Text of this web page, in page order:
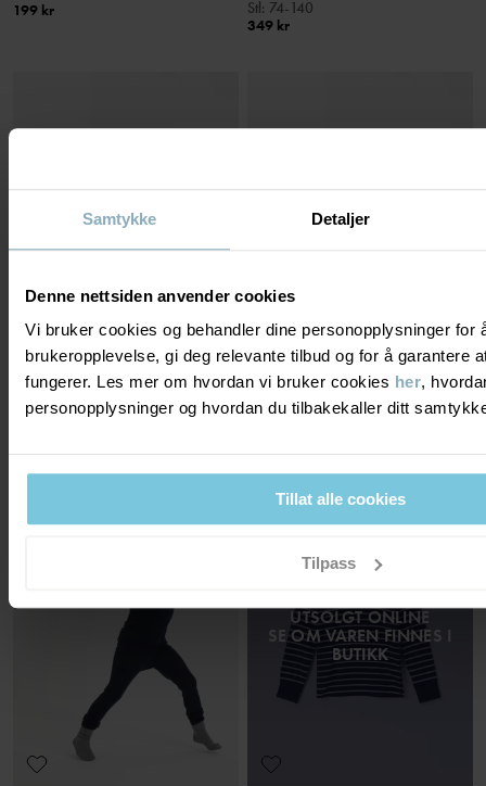
Samtykke Detaljer
Denne nettsiden anvender cookies
Vi bruker cookies og behandler dine personopplysninger for
brukeropplevelse, gi deg relevante tilbud og for å garantere
fungerer. Les mer om hvordan vi bruker cookies her,
personopplysninger og hvordan du tilbakekaller ditt
Tillat alle cookies
Tilpass
199 kr
Stl: 74-140
349 kr
GENSER STRIPET NYFØDT
Stl:50-68
199 kr
LANGERMET T-SKJORTE STRIPET
Klassiker seit 1976
UTSOLGT ONLINE
SE OM VAREN FINNES I
BUTIKK